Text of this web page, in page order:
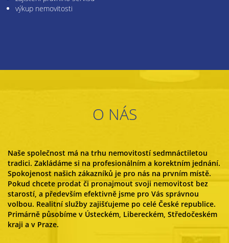
výkup nemovitosti
O NÁS
Naše společnost má na trhu nemovitostí sedmnáctiletou
tradici. Zakládáme si na profesionálním a korektním jednání.
Spokojenost našich zákazníků je pro nás na prvním místě.
Pokud chcete prodat či pronajmout svoji nemovitost bez
starostí, a především efektivně jsme pro Vás správnou
volbou. Realitní služby zajišťujeme po celé České republice.
Primárně působíme v Ústeckém, Libereckém, Středočeském
kraji a v Praze.